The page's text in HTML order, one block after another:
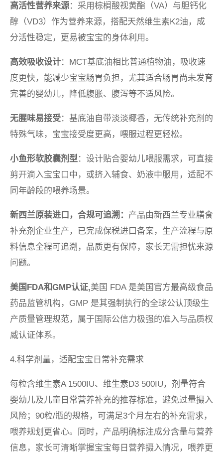
高活性营养来源：采用棕榈酸视黄酯（VA）与胆钙化
醇（VD3）作为营养来源，搭配天然维生素K2油，成
分活性稳定，更易被宝宝的身体利用。
高效吸收设计：MCT基底油相比普通植物油，吸收速
度更快，能减少宝宝肠胃负担，尤其适合肠胃尚未发育
完善的婴幼儿，降低腹胀、腹泻等不适风险。
无腥味易接受：基底油自带淡淡椰香，无传统补充剂的
特殊气味，宝宝接受度更高，喂服过程更轻松。
小鱼形软胶囊剂型 ：设计贴合婴幼儿喂服需求，可直接
剪开滴入宝宝口中，或挤入辅食、奶液中服用，适配不
同年龄段的喂养场景。
新西兰原装进口，合规可追溯： 产品由新西兰专业膳食
补充剂企业生产，已完成保税进口备案，生产流程与原
料信息全程可追溯，品质更有保障，家长无需担忧来源
问题。
美国FDA和GMP认证,美国 FDA 是美国官方最高级食品
药品监管机构，GMP 是其强制执行的全球公认顶级生
产质量管理规范，属于国际公信力极强的准入与品质权
威认证体系。
4.科学剂量，适配宝宝日常补充需求
每粒含维生素A 1500IU、维生素D3 500IU，剂量符合
婴幼儿及儿童日常营养补充的推荐标准，避免过量摄入
风险；90粒/瓶的规格，可满足3个月左右的补充需求，
喂养规划更省心。同时，产品明确标注成分含量与营养
信息，家长可清晰掌握宝宝每日营养摄入情况，喂养更